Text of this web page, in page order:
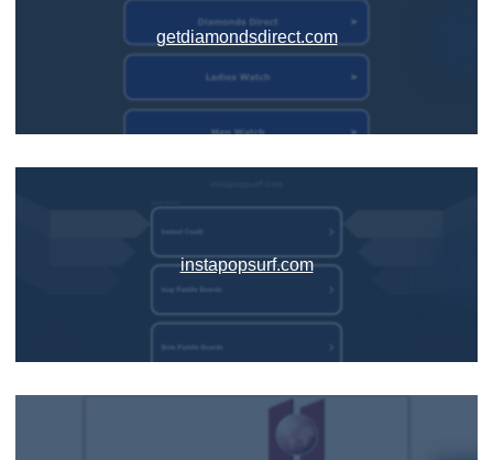
getdiamondsdirect.com
instapopsurf.com